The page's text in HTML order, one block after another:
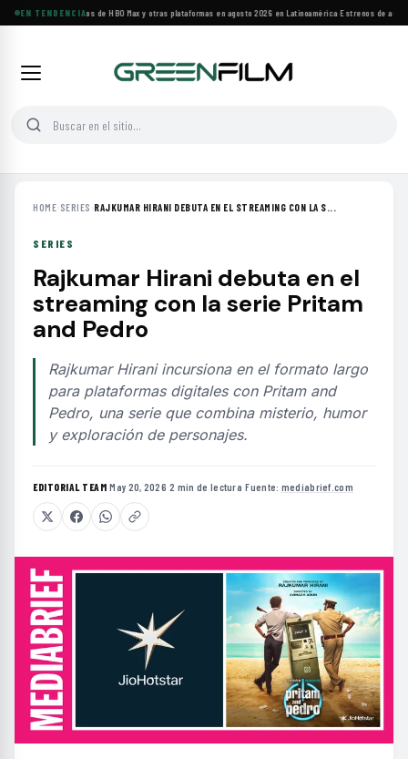
EN TENDENCIA
Principales estrenos de HBO Max y otras plataformas en agosto 2026 en Latinoamérica·Estrenos de
HOME› SERIES ›RAJKUMAR HIRANI DEBUTA EN EL STREAMING CON LA S...
SERIES
Rajkumar Hirani debuta en el
streaming con la serie Pritam
and Pedro
Rajkumar Hirani incursiona en el formato largo
para plataformas digitales con Pritam and
Pedro, una serie que combina misterio, humor
y exploración de personajes.
EDITORIAL TEAM·May 20, 2026·2 min de lectura·Fuente: mediabrief.com